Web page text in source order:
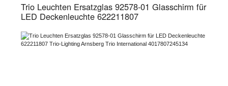
Trio Leuchten Ersatzglas 92578-01 Glasschirm für
LED Deckenleuchte 622211807
Bildergalerie überspringen